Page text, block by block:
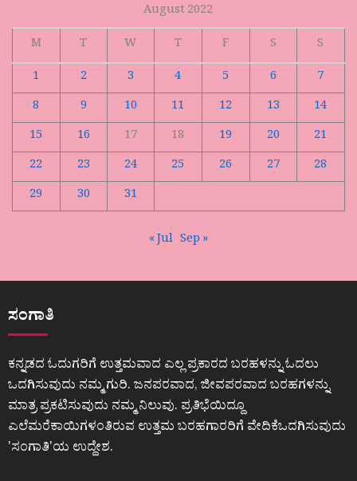
August 2022
M
T W T F S
S
1
2 3 4 5 6
7
8
9 10 11 12 13
14
15
16 17 18 19 20
21
22
23 24 25 26 27
28
29
30 31
« Jul Sep »
ಸಂಗಾತಿ
ಕನ್ನಡದ ಓದುಗರಿಗೆ ಉತ್ತಮವಾದ ಎಲ್ಲ ಪ್ರಕಾರದ ಬರಹಳನ್ನು ಓದಲು
ಒದಗಿಸುವುದು ನಮ್ಮ ಗುರಿ. ಜನಪರವಾದ, ಜೀವಪರವಾದ ಬರಹಗಳನ್ನು
ಮಾತ್ರ ಪ್ರಕಟಿಸುವುದು ನಮ್ಮ ನಿಲುವು. ಪ್ರತಿಭೆಯಿದ್ದೂ
ಎಲೆಮರೆಕಾಯಿಗಳಂತಿರುವ ಉತ್ತಮ ಬರಹಗಾರರಿಗೆ ವೇದಿಕೆಒದಗಿಸುವುದು
ʼಸಂಗಾತಿʼಯ ಉದ್ದೇಶ.